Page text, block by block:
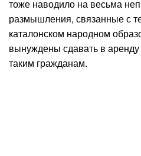
тоже наводило на весьма
размышления, связанные с
каталонском народном
вынуждены сдавать в
таким гражданам.